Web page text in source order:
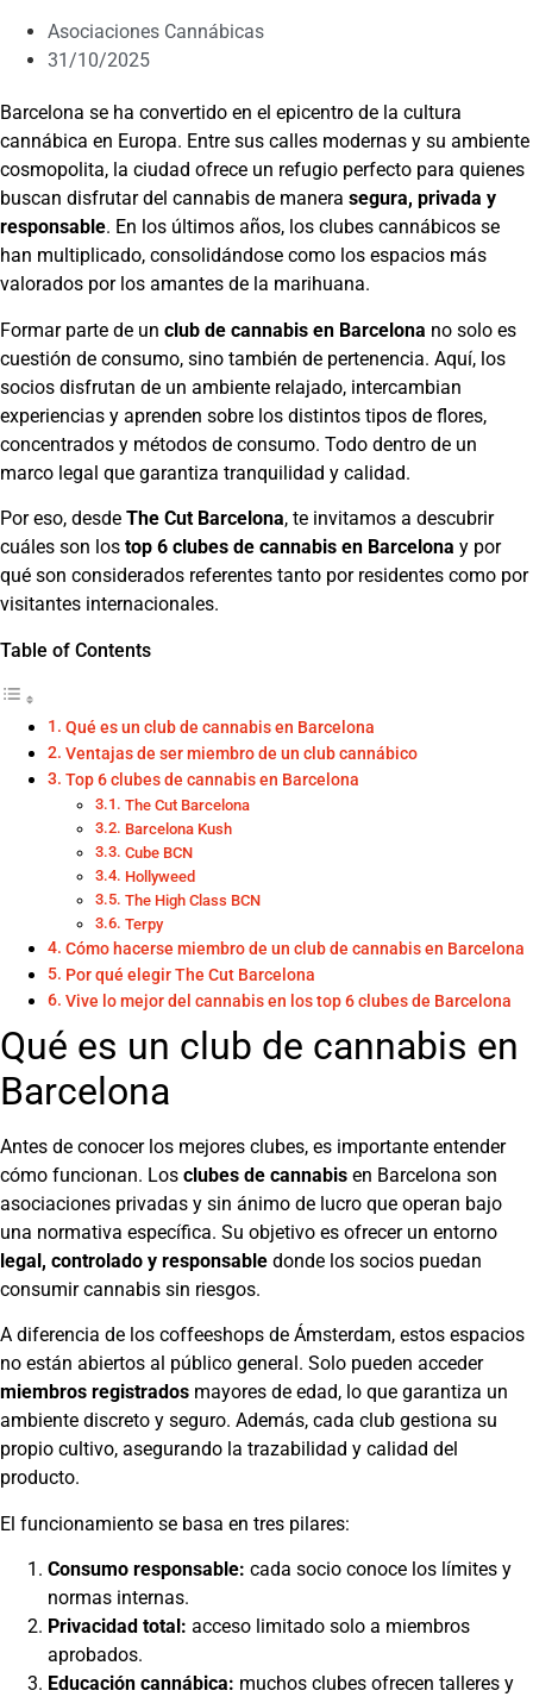
Asociaciones Cannábicas
31/10/2025
Barcelona se ha convertido en el epicentro de la cultura
cannábica en Europa. Entre sus calles modernas y su ambiente
cosmopolita, la ciudad ofrece un refugio perfecto para quienes
buscan disfrutar del cannabis de manera segura, privada y
responsable. En los últimos años, los clubes cannábicos se
han multiplicado, consolidándose como los espacios más
valorados por los amantes de la marihuana.
Formar parte de un club de cannabis en Barcelona no solo es
cuestión de consumo, sino también de pertenencia. Aquí, los
socios disfrutan de un ambiente relajado, intercambian
experiencias y aprenden sobre los distintos tipos de flores,
concentrados y métodos de consumo. Todo dentro de un
marco legal que garantiza tranquilidad y calidad.
Por eso, desde The Cut Barcelona, te invitamos a descubrir
cuáles son los top 6 clubes de cannabis en Barcelona y por
qué son considerados referentes tanto por residentes como por
visitantes internacionales.
Table of Contents
Qué es un club de cannabis en Barcelona
Ventajas de ser miembro de un club cannábico
Top 6 clubes de cannabis en Barcelona
The Cut Barcelona
Barcelona Kush
Cube BCN
Hollyweed
The High Class BCN
Terpy
Cómo hacerse miembro de un club de cannabis en Barcelona
Por qué elegir The Cut Barcelona
Vive lo mejor del cannabis en los top 6 clubes de Barcelona
Qué es un club de cannabis en
Barcelona
Antes de conocer los mejores clubes, es importante entender
cómo funcionan. Los clubes de cannabis en Barcelona son
asociaciones privadas y sin ánimo de lucro que operan bajo
una normativa específica. Su objetivo es ofrecer un entorno
legal, controlado y responsable donde los socios puedan
consumir cannabis sin riesgos.
A diferencia de los coffeeshops de Ámsterdam, estos espacios
no están abiertos al público general. Solo pueden acceder
miembros registrados mayores de edad, lo que garantiza un
ambiente discreto y seguro. Además, cada club gestiona su
propio cultivo, asegurando la trazabilidad y calidad del
producto.
El funcionamiento se basa en tres pilares:
Consumo responsable: cada socio conoce los límites y
normas internas.
Privacidad total: acceso limitado solo a miembros
aprobados.
Educación cannábica: muchos clubes ofrecen talleres y